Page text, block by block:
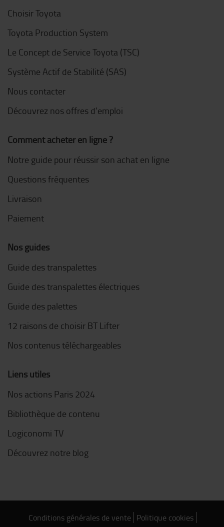
Choisir Toyota
Toyota Production System
Le Concept de Service Toyota (TSC)
Système Actif de Stabilité (SAS)
Nous contacter
Découvrez nos offres d'emploi
Comment acheter en ligne ?
Notre guide pour réussir son achat en ligne
Questions fréquentes
Livraison
Paiement
Nos guides
Guide des transpalettes
Guide des transpalettes électriques
Guide des palettes
12 raisons de choisir BT Lifter
Nos contenus téléchargeables
Liens utiles
Nos actions Paris 2024
Bibliothèque de contenu
Logiconomi TV
Découvrez notre blog
Conditions générales de vente Politique cookies